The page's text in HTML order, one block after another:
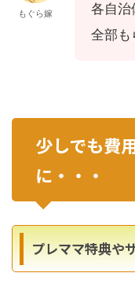
もぐら嫁
各自治
全部も
少しでも費
に・・・
プレママ特典や